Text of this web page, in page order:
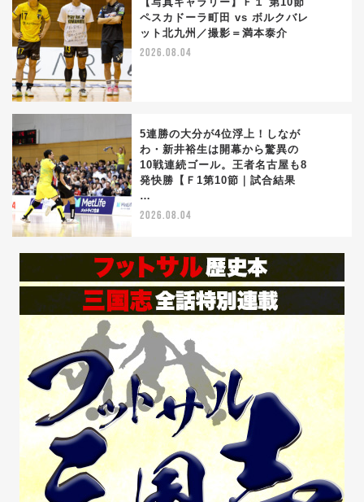
ペスカドーラ町田 vs ボルクバレ
ット北九州／撮影＝満本泰介
2026.08.04
5連勝の大分が4位浮上！しなが
わ・新井裕生は開幕から驚異の
10戦連続ゴール。王者名古屋も8
発快勝【Ｆ1第10節｜試合結果
…
2026.08.04